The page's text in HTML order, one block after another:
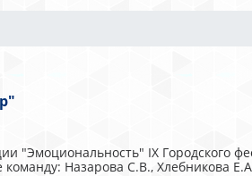
"Эмоциональность" IX Городского
Назарова С.В., Хлебникова